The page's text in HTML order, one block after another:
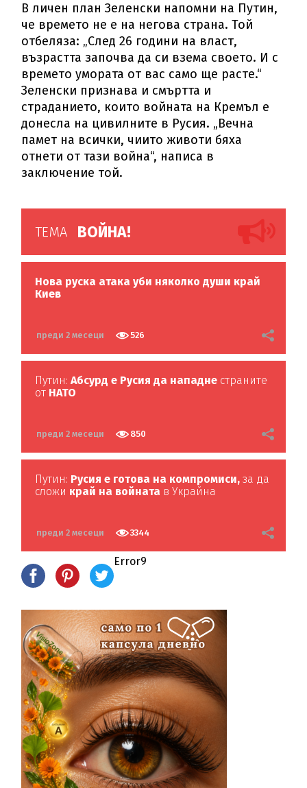
В личен план Зеленски напомни на Путин,
че времето не е на негова страна. Той
отбеляза: „След 26 години на власт,
възрастта започва да си взема своето. И с
времето умората от вас само ще расте.“
Зеленски признава и смъртта и
страданието, които войната на Кремъл е
донесла на цивилните в Русия. „Вечна
памет на всички, чиито животи бяха
отнети от тази война“, написа в
заключение той.
ТЕМА ВОЙНА!
Нова руска атака уби няколко души край
Киев
преди 2 месеци 526
Путин:Абсурд е Русия да нападне страните
от НАТО
преди 2 месеци 850
Путин: Русия е готова на компромиси,за да
сложи край на войната в Украйна
преди 2 месеци 3344
Error9